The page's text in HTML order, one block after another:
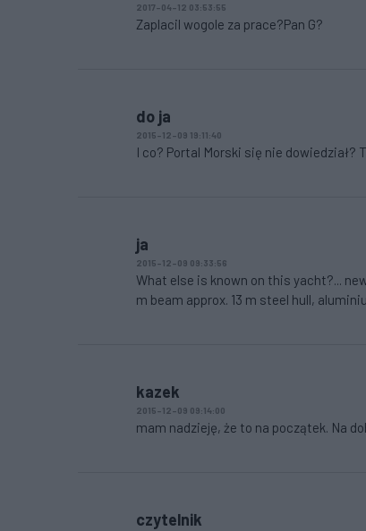
2017-04-12 03:53:55
Zaplacil wogole za prace?Pan G?
do ja
2015-12-09 19:11:40
I co? Portal Morski się nie
ja
2015-12-09 09:33:56
What else is known on this yacht?...
m beam approx. 13 m steel hull,
kazek
2015-12-09 09:14:00
mam nadzieję, że to na początek. Na
czytelnik